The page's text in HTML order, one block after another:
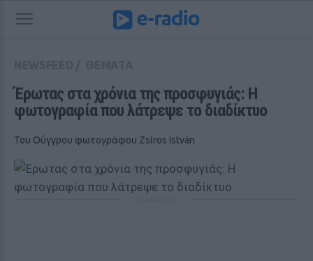
Έρωτας στα χρόνια της προσφυγιάς: Η
φωτογραφία που λάτρεψε το διαδίκτυο
Του Ούγγρου φωτογράφου Zsίros István